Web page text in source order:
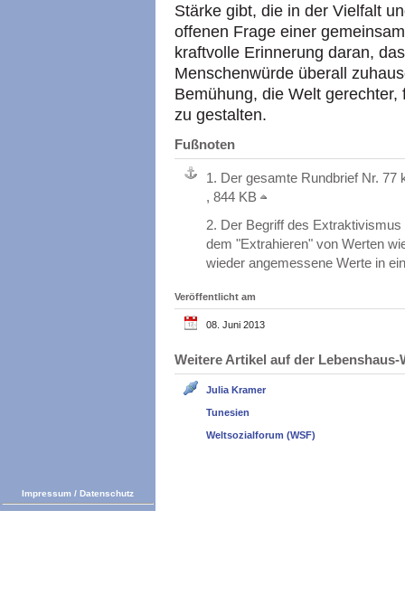
Stärke gibt, die in der Vielfalt
offenen Frage einer
kraftvolle Erinnerung daran,
Menschenwürde überall
Bemühung, die Welt
zu gestalten.
Fußnoten
1. Der gesamte Rundbrief Nr. 77
, 844 KB
2. Der Begriff des
dem "Extrahieren" von Werten
wieder angemessene Werte in
Veröffentlicht am
08. Juni 2013
Weitere Artikel auf der
Julia Kramer
Tunesien
Weltsozialforum (WSF)
Impressum / Datenschutz